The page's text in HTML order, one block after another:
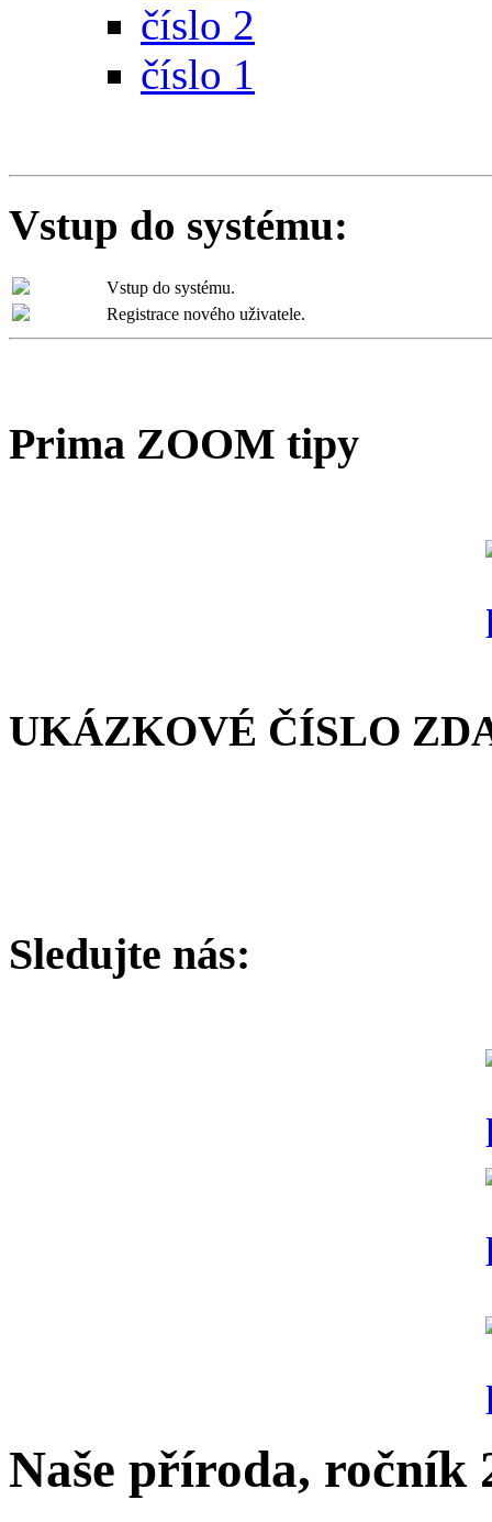
číslo 2
číslo 1
Vstup do systému:
Vstup do systému.
Registrace nového uživatele.
Prima ZOOM tipy
UKÁZKOVÉ ČÍSLO
Sledujte nás:
Naše příroda, ročník